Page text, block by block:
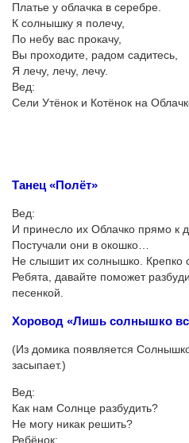
Платье у облачка в серебре.
К солнышку я полечу,
По небу вас прокачу,
Вы проходите, радом садитесь,
Я лечу, лечу, лечу.
Вед:
Сели Утёнок и Котёнок на
Танец «Полёт»
Вед:
И принесло их Облачко прямо к
Постучали они в окошко…
Не слышит их солнышко. Крепко
Ребята, давайте поможет
песенкой.
Хоровод «Лишь солнышко
(Из домика появляется
засыпает.)
Вед:
Как нам Солнце разбудить?
Не могу никак решить?
Ребёнок: